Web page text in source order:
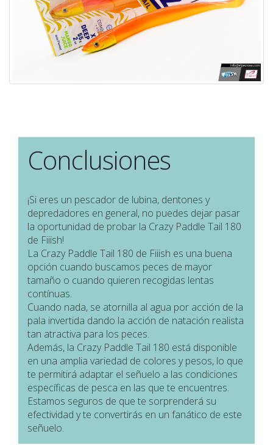
Conclusiones
¡Si eres un pescador de lubina, dentones y
depredadores en general, no puedes dejar pasar
la oportunidad de probar la Crazy Paddle Tail 180
de Fiiish!
La Crazy Paddle Tail 180 de Fiiish es una buena
opción cuando buscamos peces de mayor
tamaño o cuando quieren recogidas lentas
contínuas.
Cuando nada, se atornilla al agua por acción de la
pala invertida dando la acción de natación realista
tan atractiva para los peces.
Además, la Crazy Paddle Tail 180 está disponible
en una amplia variedad de colores y pesos, lo que
te permitirá adaptar el señuelo a las condiciones
específicas de pesca en las que te encuentres.
Estamos seguros de que te sorprenderá su
efectividad y te convertirás en un fanático de este
señuelo.